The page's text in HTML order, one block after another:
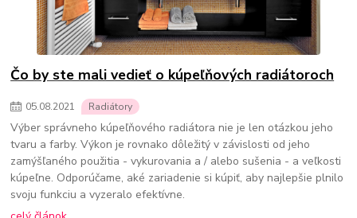
Čo by ste mali vedieť o kúpeľňových radiátoroch
05.08.2021 Radiátory
Výber správneho kúpeľňového radiátora nie je len otázkou jeho
tvaru a farby. Výkon je rovnako dôležitý v závislosti od jeho
zamýšľaného použitia - vykurovania a / alebo sušenia - a veľkosti
kúpeľne. Odporúčame, aké zariadenie si kúpiť, aby najlepšie plnilo
svoju funkciu a vyzeralo efektívne.